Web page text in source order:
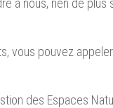
à nous, rien de plus
vous pouvez
des Espaces